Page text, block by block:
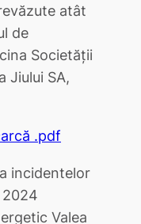
atât
de
Societății
Jiului SA,
.pdf
incidentelor
Valea